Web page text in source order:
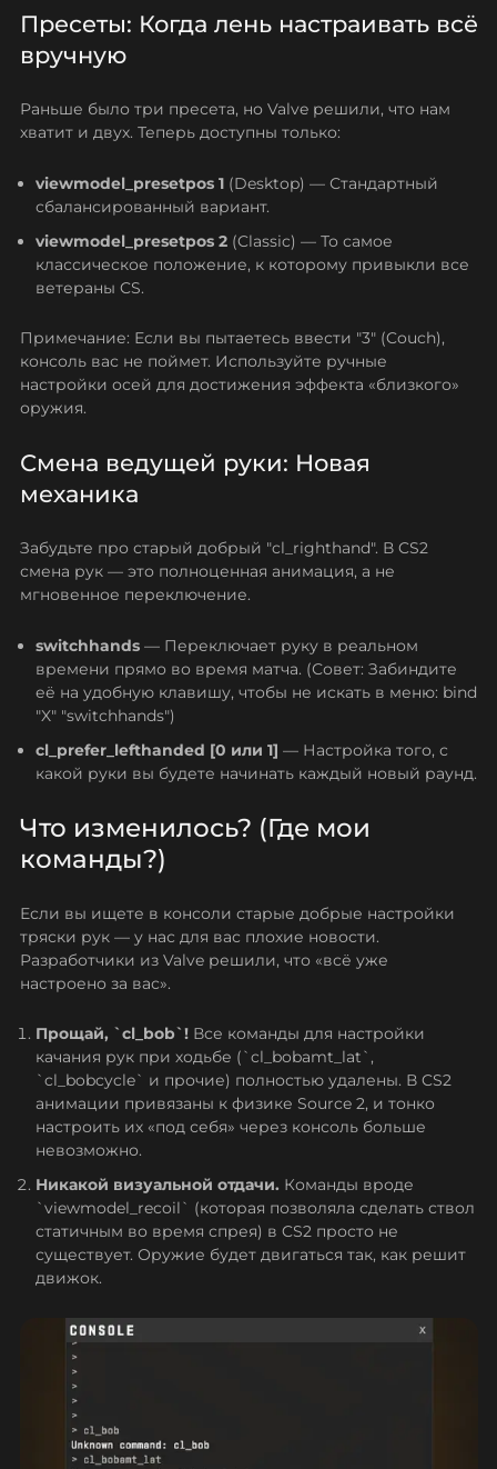
Пресеты: Когда лень настраивать всё
вручную
Раньше было три пресета, но Valve решили, что нам
хватит и двух. Теперь доступны только:
viewmodel_presetpos 1(Desktop) — Стандартный
сбалансированный вариант.
viewmodel_presetpos 2(Classic) — То самое
классическое положение, к которому привыкли все
ветераны CS.
Примечание: Если вы пытаетесь ввести "3" (Couch),
консоль вас не поймет. Используйте ручные
настройки осей для достижения эффекта «близкого»
оружия.
Смена ведущей руки: Новая
механика
Забудьте про старый добрый "cl_righthand". В CS2
смена рук — это полноценная анимация, а не
мгновенное переключение.
switchhands— Переключает руку в реальном
времени прямо во время матча. (Совет: Забиндите
её на удобную клавишу, чтобы не искать в меню: bind
"X" "switchhands")
cl_prefer_lefthanded [0 или 1] — Настройка того, с
какой руки вы будете начинать каждый новый раунд.
Что изменилось? (Где мои
команды?)
Если вы ищете в консоли старые добрые настройки
тряски рук — у нас для вас плохие новости.
Разработчики из Valve решили, что «всё уже
настроено за вас».
Прощай, `cl_bob`!Все команды для настройки
качания рук при ходьбе (`cl_bobamt_lat`,
`cl_bobcycle` и прочие) полностью удалены. В CS2
анимации привязаны к физике Source 2, и тонко
настроить их «под себя» через консоль больше
невозможно.
Никакой визуальной отдачи. Команды вроде
`viewmodel_recoil` (которая позволяла сделать ствол
статичным во время спрея) в CS2 просто не
существует. Оружие будет двигаться так, как решит
движок.